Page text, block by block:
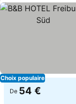
Choix populaire
De 54 €